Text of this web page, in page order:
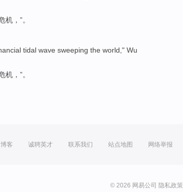
机，”。
tidal wave sweeping the world ," Wu
机，”。
客 诚聘英才 联系我们 站点地图 网络举报
© 2026 网易公司 隐私政策